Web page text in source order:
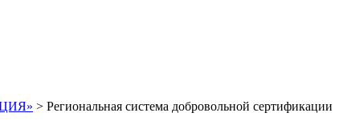
> Региональная система добровольной сертификации